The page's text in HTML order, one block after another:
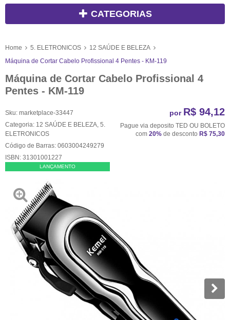
CATEGORIAS
Home 5. ELETRONICOS
12 SAÚDE E BELEZA
Máquina de Cortar Cabelo Profissional 4 Pentes - KM-119
Máquina de Cortar Cabelo Profissional 4
Pentes - KM-119
Sku: marketplace-33447
Categoria: 12 SAÚDE E BELEZA 5.
ELETRONICOS
Código de Barras: 0603004249279
ISBN: 31301001227
LANÇAMENTO
por R$ 94,12
Pague via deposito TED OU BOLETO
com 20% de desconto R$ 75,30